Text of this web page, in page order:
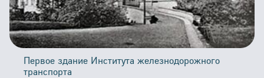
Первое здание Института железнодорожного
транспорта